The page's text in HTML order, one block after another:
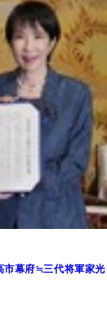
市幕府≒三代将軍家光